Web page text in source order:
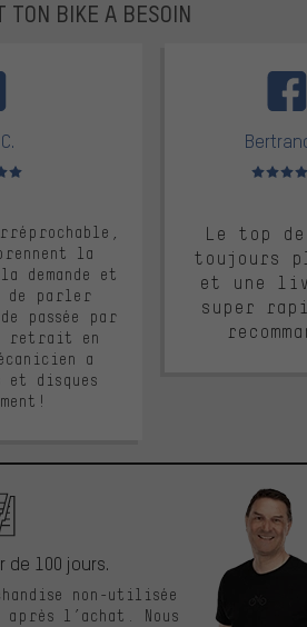
TON BIKE A BESOIN
: 5 sur 5
la
demande et
parler
passée par
retrait en
a
et disques
Note
Le top
toujours
et une
super
de 100 jours.
non-utilisée
après l’achat. Nous